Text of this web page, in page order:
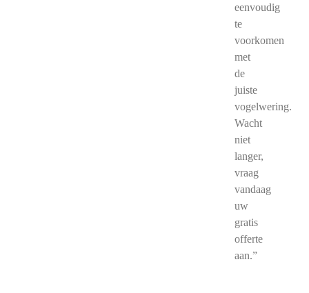
eenvoudig
te
voorkomen
met
de
juiste
vogelwering.
Wacht
niet
langer,
vraag
vandaag
uw
gratis
offerte
aan.”